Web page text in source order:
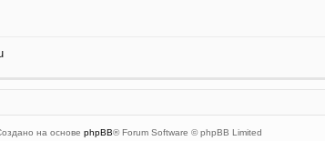
на основе phpBB® Forum Software © phpBB Limited